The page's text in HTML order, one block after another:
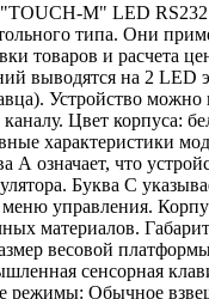
"TOUCH-M" LED
типа. Они
товаров и расчета
выводятся на 2 LED
Устройство можно
Цвет корпуса:
характеристики
А означает, что
Буква С
управления.
материалов.
весовой
сенсорная
режимы: Обычное